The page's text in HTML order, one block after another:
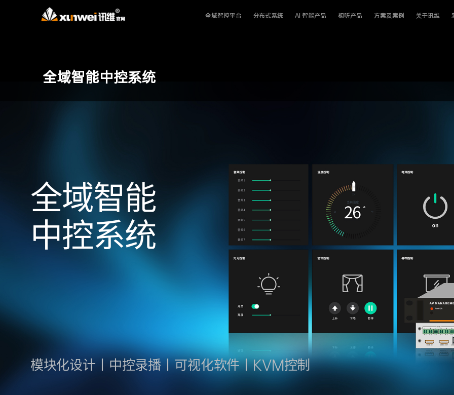
全域智控平台 分布式系统 AI 智能产品 视听产品 方案及案例 关于讯维
全域智能中控系统
全域智能
中控系统
模块化设计丨中控录播丨可视化软件丨KVM控制